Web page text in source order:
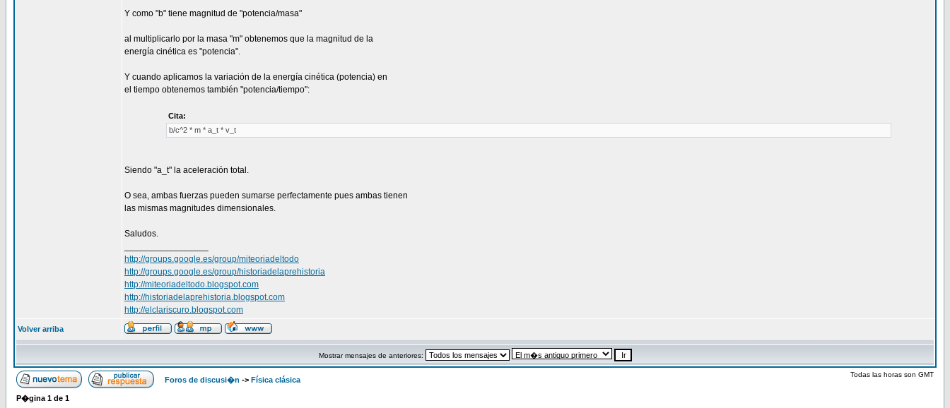
Y como "b" tiene magnitud de "potencia/masa"
al multiplicarlo por la masa "m" obtenemos que la magnitud de la
energía cinética es "potencia".
Y cuando aplicamos la variación de la energía cinética (potencia) en
el tiempo obtenemos también "potencia/tiempo":
Cita:
b/c^2 * m * a_t * v_t
Siendo "a_t" la aceleración total.
O sea, ambas fuerzas pueden sumarse perfectamente pues ambas tienen
las mismas magnitudes dimensionales.
Saludos.
http://groups.google.es/group/miteoriadeltodo
http://groups.google.es/group/historiadelaprehistoria
http://miteoriadeltodo.blogspot.com
http://historiadelaprehistoria.blogspot.com
http://elclariscuro.blogspot.com
Volver arriba
Mostrar mensajes de anteriores:
Foros de discusi�n -> Física clásica
Todas las horas son GMT
P�gina 1 de 1